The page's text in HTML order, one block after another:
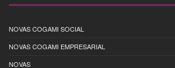
NOVAS COGAMI SOCIAL
NOVAS COGAMI EMPRESARIAL
NOVAS